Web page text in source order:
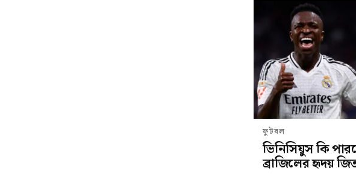
ফুটবল
ভিনিসিয়ুস কি
ব্রাজিলের হৃদয়